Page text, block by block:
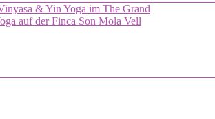
& Yin Yoga im The Grand
auf der Finca Son Mola Vell